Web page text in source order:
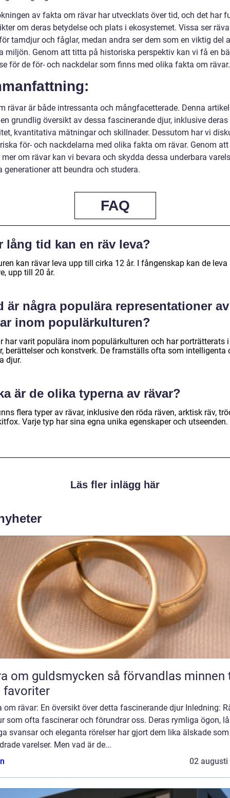
av fakta om rävar har utvecklats över tid, och det har
om deras betydelse och plats i ekosystemet. Vissa ser
tamdjur och fåglar, medan andra ser dem som en viktig del
miljön. Genom att titta på historiska perspektiv kan vi få en
för de för- och nackdelar som finns med olika fakta om rävar.
rävar är både intressanta och mångfacetterade. Denna
grundlig översikt av dessa fascinerande djur, inklusive deras
kvantitativa mätningar och skillnader. Dessutom har vi
för- och nackdelarna med olika fakta om rävar. Genom
om rävar kan vi bevara och skydda dessa underbara
generationer att beundra och studera.
FAQ
lång tid kan en räv leva?
kan rävar leva upp till cirka 12 år. I fångenskap kan de leva
upp till 20 år.
är några populära representationer av
inom populärkulturen?
har varit populära inom populärkulturen och har porträtterats i
berättelser och konstverk. De framställs ofta som intelligenta
djur.
är de olika typerna av rävar?
flera typer av rävar, inklusive den röda räven, arktisk räv,
Varje typ har sina egna unika egenskaper och utseenden.
Läs fler inlägg här
guldsmycken så förvandlas minnen till
favoriter
om rävar: En översikt över detta fascinerande djur Inledning:
som ofta fascinerar och förundrar oss. Deras rymliga ögon,
svansar och eleganta rörelser har gjort dem lika älskade som
varelser. Men vad är de...
02 augusti